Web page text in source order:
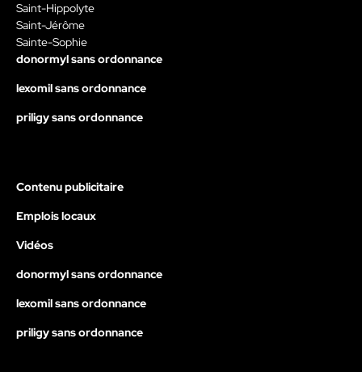
Saint-Hippolyte
Saint-Jérôme
Sainte-Sophie
donormyl sans ordonnance
lexomil sans ordonnance
priligy sans ordonnance
Contenu publicitaire
Emplois locaux
Vidéos
donormyl sans ordonnance
lexomil sans ordonnance
priligy sans ordonnance